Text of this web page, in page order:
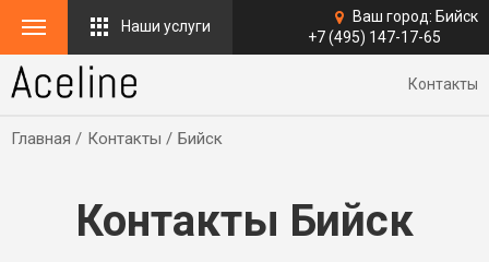
Наши услуги
Ваш город: Бийск
+7 (495) 147-17-65
Контакты
Главная Контакты Бийск
Контакты Бийск